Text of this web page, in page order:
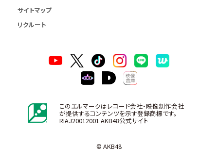
サイトマップ
リクルート
このエルマークはレコード会社・映像制作会社
が提供するコンテンツを示す登録商標です。
RIAJ20012001 AKB48公式サイト
© AKB48